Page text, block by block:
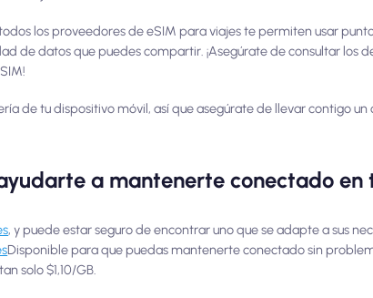
los proveedores de eSIM para viajes te permiten usar
de datos que puedes compartir. ¡Asegúrate de consultar los
de tu dispositivo móvil, así que asegúrate de llevar contigo
a mantenerte conectado
, y puede estar seguro de encontrar uno que se adapte a sus
Disponible para que puedas mantenerte conectado sin
solo $1,10/GB.